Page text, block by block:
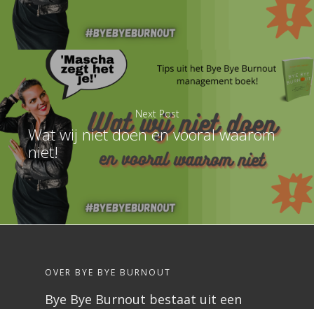
Next Post
Wat wij niet doen en vooral waarom
niet!
OVER BYE BYE BURNOUT
Bye Bye Burnout bestaat uit een